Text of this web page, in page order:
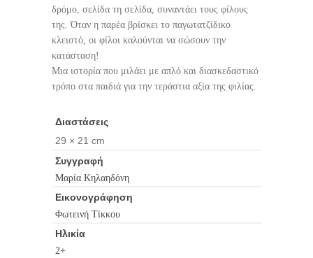
δρόμο, σελίδα τη σελίδα, συναντάει τους φίλους
της. Όταν η παρέα βρίσκει το παγωτατζίδικο
κλειστό, οι φίλοι καλούνται να σώσουν την
κατάσταση!
Μια ιστορία που μιλάει με απλό και διασκεδαστικό
τρόπο στα παιδιά για την τεράστια αξία της φιλίας.
Διαστάσεις
29 × 21 cm
Συγγραφή
Μαρία Κηλαηδόνη
Εικονογράφηση
Φωτεινή Τίκκου
Ηλικία
2+